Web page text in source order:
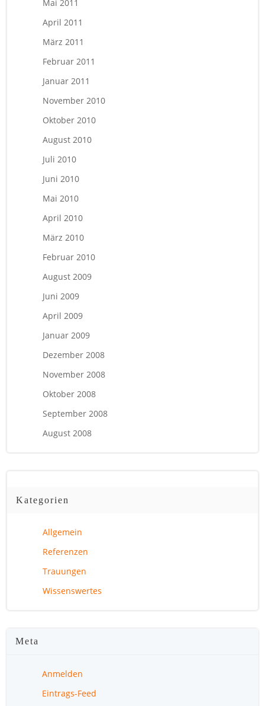
Mai 2011
April 2011
März 2011
Februar 2011
Januar 2011
November 2010
Oktober 2010
August 2010
Juli 2010
Juni 2010
Mai 2010
April 2010
März 2010
Februar 2010
August 2009
Juni 2009
April 2009
Januar 2009
Dezember 2008
November 2008
Oktober 2008
September 2008
August 2008
Kategorien
Allgemein
Referenzen
Trauungen
Wissenswertes
Meta
Anmelden
Eintrags-Feed